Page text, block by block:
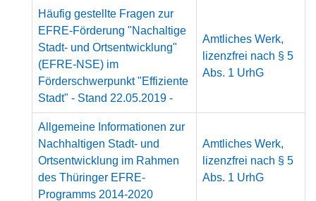
Häufig gestellte Fragen zur
EFRE-Förderung "Nachaltige
Stadt- und Ortsentwicklung"
(EFRE-NSE) im
Förderschwerpunkt "Effiziente
Stadt" - Stand 22.05.2019 -
Amtliches Werk,
lizenzfrei nach § 5
Abs. 1 UrhG
Allgemeine Informationen zur
Nachhaltigen Stadt- und
Ortsentwicklung im Rahmen
des Thüringer EFRE-
Programms 2014-2020
Amtliches Werk,
lizenzfrei nach § 5
Abs. 1 UrhG